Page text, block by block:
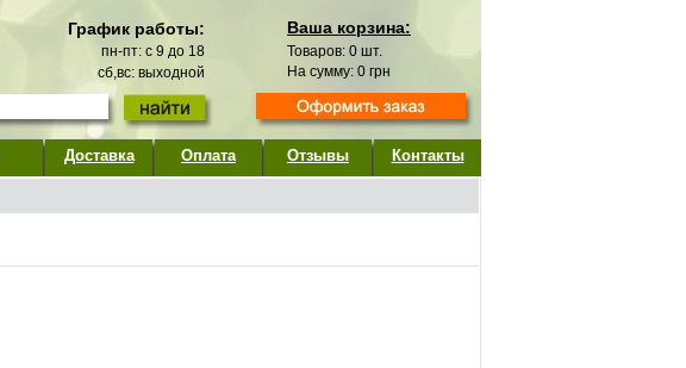
График работы:
пн-пт: с 9 до 18
сб,вс: выходной
Ваша корзина:
Товаров: 0 шт.
На сумму: 0 грн
Доставка Оплата Отзывы Контакты